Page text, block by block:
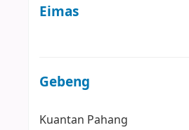
Eimas
Gebeng
Kuantan Pahang